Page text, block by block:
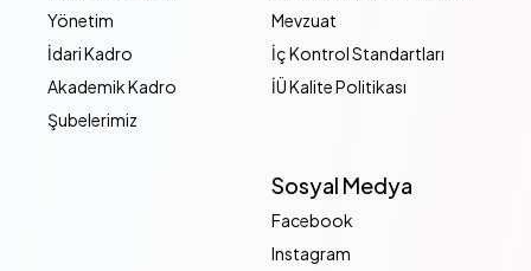
Yönetim
İdari Kadro
Akademik Kadro
Şubelerimiz
Mevzuat
İç Kontrol Standartları
İÜ Kalite Politikası
Sosyal Medya
Facebook
Instagram